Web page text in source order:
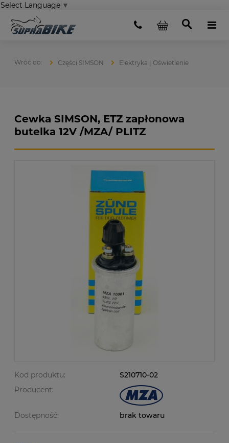
Select Language ▼
Części SIMSON Elektryka | Oświetlenie
Cewka SIMSON, ETZ zapłonowa
butelka 12V /MZA/ PLITZ
Kod produktu:
S210710-02
Producent:
Dostępność: brak towaru